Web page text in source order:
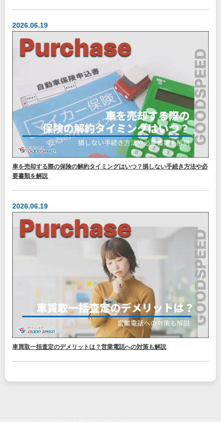
2026.06.19
車を売却する際の保険の解約タイミングはいつ？損しない手続き方法や必
要書類を解説
2026.06.19
車買取一括査定のデメリットは？営業電話への対策も解説